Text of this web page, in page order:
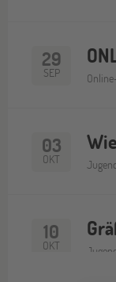
29
SEP
03
OKT
10
OKT